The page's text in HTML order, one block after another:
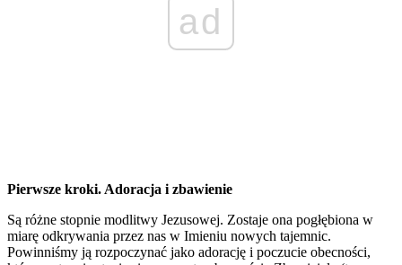
ad
Pierwsze kroki. Adoracja i zbawienie
Są różne stopnie modlitwy Jezusowej. Zostaje ona pogłębiona w
miarę odkrywania przez nas w Imieniu nowych tajemnic.
Powinniśmy ją rozpoczynać jako adorację i poczucie obecności,